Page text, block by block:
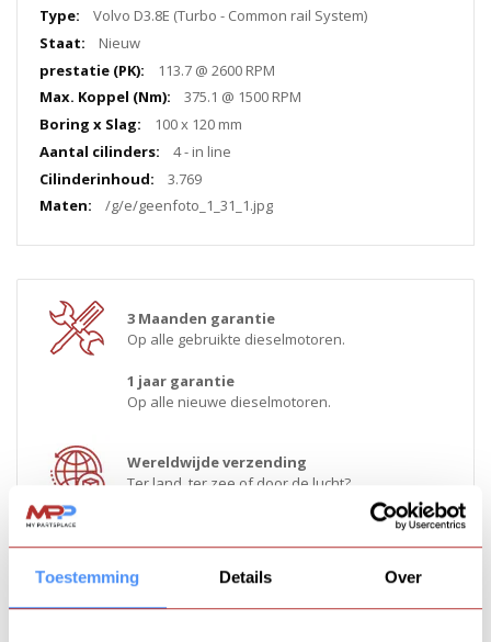
Toestemming Details Over
Volvo D3.8E (Turbo - Common rail System)
Nieuw
113.7 @ 2600 RPM
375.1 @ 1500 RPM
100 x 120 mm
4 - in line
3.769
/g/e/geenfoto_1_31_1.jpg
3 Maanden garantie
Op alle gebruikte dieselmotoren.
1 jaar garantie
Op alle nieuwe dieselmotoren.
Wereldwijde verzending
Ter land, ter zee of door de lucht?
+31 (0)6-16157443
Onze klantenservice spreekt Nederlands, Duits